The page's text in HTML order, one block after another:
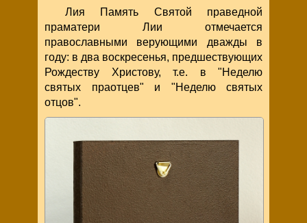
Лия Память Святой праведной
праматери Лии отмечается
православными верующими дважды в
году: в два воскресенья, предшествующих
Рождеству Христову, т.е. в "Неделю
святых праотцев" и "Неделю святых
отцов".